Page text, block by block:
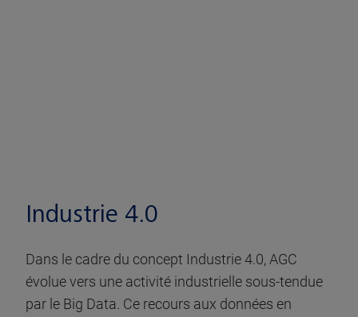
Industrie 4.0
Dans le cadre du concept Industrie 4.0, AGC
évolue vers une activité industrielle sous-tendue
par le Big Data. Ce recours aux données en